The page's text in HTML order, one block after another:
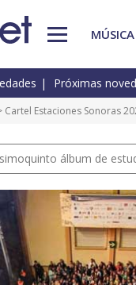
MÚSICA
Próximas
Cartel Estaciones Sonoras
álbum de